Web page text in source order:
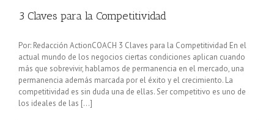
3 Claves para la Competitividad
Por: Redacción ActionCOACH 3 Claves para la Competitividad En el
actual mundo de los negocios ciertas condiciones aplican cuando
más que sobrevivir, hablamos de permanencia en el mercado, una
permanencia además marcada por el éxito y el crecimiento. La
competitividad es sin duda una de ellas. Ser competitivo es uno de
los ideales de las [...]